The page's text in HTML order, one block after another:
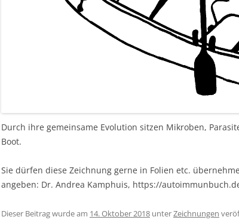
Durch ihre gemeinsame Evolution sitzen Mikroben,
Boot.
Sie dürfen diese Zeichnung gerne in Folien etc.
angeben: Dr. Andrea Kamphuis, https://
Dieser Beitrag wurde am 14. Oktober 2018 unterZeichnungen